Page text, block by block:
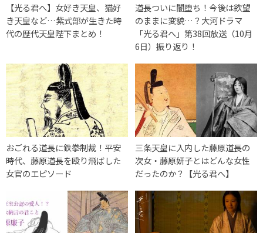
【光る君へ】女好き天皇、猫好
き天皇など…紫式部が生きた時
代の歴代天皇陛下まとめ！
道長ついに闇堕ち！今後は欲望
のままに変貌…？大河ドラマ
「光る君へ」第38回放送（10月
6日）振り返り！
おごれる道長に鉄拳制裁！平安
時代、藤原道長を殴り飛ばした
女官のエピソード
三条天皇に入内した藤原道長の
次女・藤原妍子とはどんな女性
だったのか？【光る君へ】